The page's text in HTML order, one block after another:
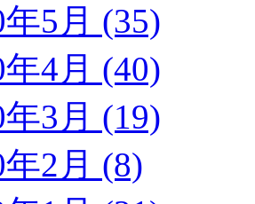
年5月 (35)
年4月 (40)
年3月 (19)
年2月 (8)